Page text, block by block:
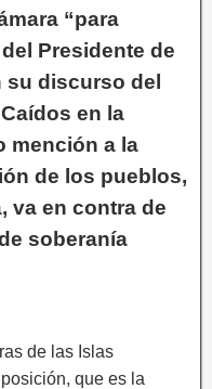
“para
Presidente de
su discurso del
en la
mención a la
de los pueblos,
va en contra de
soberanía
de las Islas
que es la